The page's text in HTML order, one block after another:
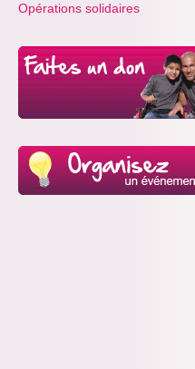
Opérations solidaires